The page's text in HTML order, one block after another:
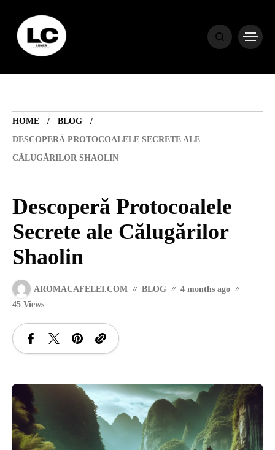
HOME
BLOG
DESCOPERĂ PROTOCOALELE SECRETE ALE
CĂLUGĂRILOR SHAOLIN
Descoperă Protocoalele
Secrete ale Călugărilor
Shaolin
AROMACAFELEI.COM BLOG
4 months ago
45 Views
HOME
BLOG
HOROSCOP
ENGLISH
CONTENT
SANATATE
INGRIJIRE
ISTORIE